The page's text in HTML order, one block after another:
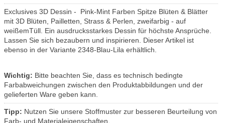
Exclusives 3D Dessin - Pink-Mint Farben Spitze Blüten & Blätter
mit 3D Blüten, Pailletten, Strass & Perlen, zweifarbig - auf
weißemTüll. Ein ausdrucksstarkes Dessin für höchste Ansprüche.
Lassen Sie sich bezaubern und inspirieren. Dieser Artikel ist
ebenso in der Variante 2348-Blau-Lila erhältlich.
Wichtig: Bitte beachten Sie, dass es technisch bedingte
Farbabweichungen zwischen den Produktabbildungen und der
gelieferten Ware geben kann.
Tipp: Nutzen Sie unsere Stoffmuster zur besseren Beurteilung von
Farb- und Materialeigenschaften.